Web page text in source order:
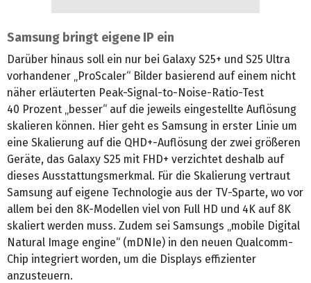
Samsung bringt eigene IP ein
Darüber hinaus soll ein nur bei Galaxy S25+ und S25 Ultra
vorhandener „ProScaler“ Bilder basierend auf einem nicht
näher erläuterten Peak-Signal-to-Noise-Ratio-Test
40 Prozent „besser“ auf die jeweils eingestellte Auflösung
skalieren können. Hier geht es Samsung in erster Linie um
eine Skalierung auf die QHD+-Auflösung der zwei größeren
Geräte, das Galaxy S25 mit FHD+ verzichtet deshalb auf
dieses Ausstattungsmerkmal. Für die Skalierung vertraut
Samsung auf eigene Technologie aus der TV-Sparte, wo vor
allem bei den 8K-Modellen viel von Full HD und 4K auf 8K
skaliert werden muss. Zudem sei Samsungs „mobile Digital
Natural Image engine“ (mDNIe) in den neuen Qualcomm-
Chip integriert worden, um die Displays effizienter
anzusteuern.